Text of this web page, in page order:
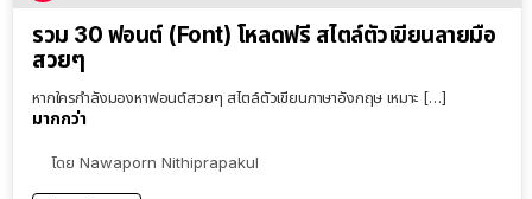
รวม 30 ฟอนต์ (Font) โหลดฟรี สไตล์ตัวเขียนลายมือ
สวยๆ
หากใครกำลังมองหาฟอนต์สวยๆ สไตล์ตัวเขียนภาษาอังกฤษ เหมาะ […]
มากกว่า
โดย Nawaporn Nithiprapakul